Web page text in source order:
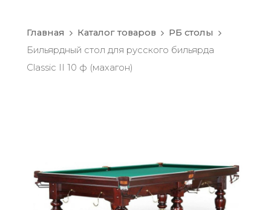
Главная Каталог товаров
РБ столы
Бильярдный стол для русского бильярда
Classic II 10 ф (махагон)